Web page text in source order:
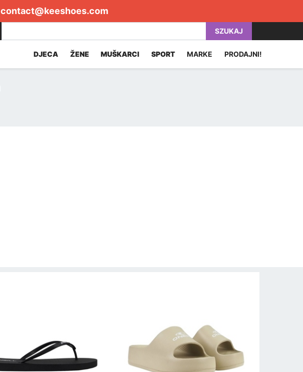
contact@keeshoes.com
SZUKAJ
DJECA ŽENE MUŠKARCI SPORT MARKE PRODAJNI!